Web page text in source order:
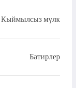
Кыймылсыз мүлк
Батирлер